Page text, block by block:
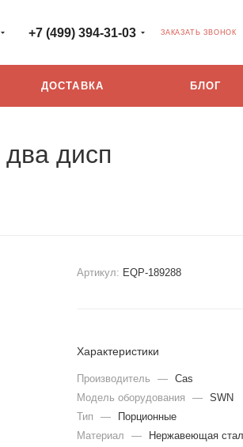
+7 (499) 394-31-03 ЗАКАЗАТЬ ЗВОНОК
ДОСТАВКА БЛОГ
дисп
Артикул: EQP-189288
Характеристики
Производитель — Cas
Модель оборудования
— SWN
Тип
—
Порционные
Материал
—
Нержавеющая